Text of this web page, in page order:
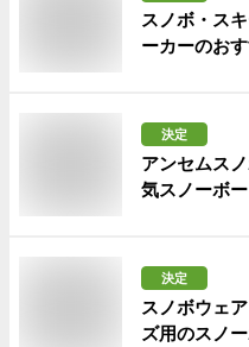
スノボ・ス
ーカーのお
決定
アンセムス
気スノーボ
決定
スノボウェ
ズ用のスノ